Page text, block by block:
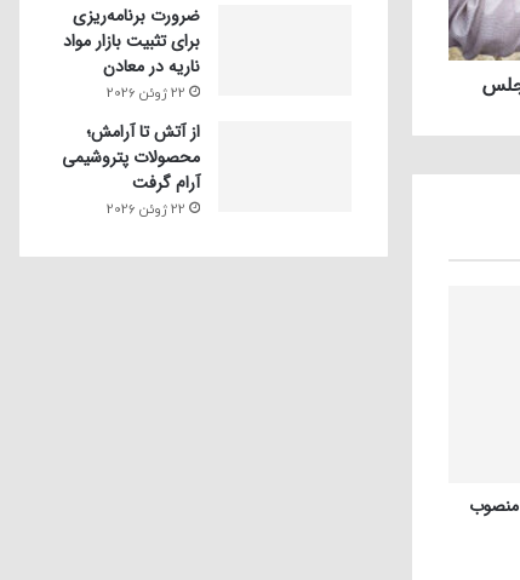
منصوب
ضرورت برنامه‌ریزی
برای تثبیت بازار مواد
ناریه در معادن
22 ژوئن 2026
از آتش تا آرامش؛
محصولات پتروشیمی
آرام گرفت
22 ژوئن 2026